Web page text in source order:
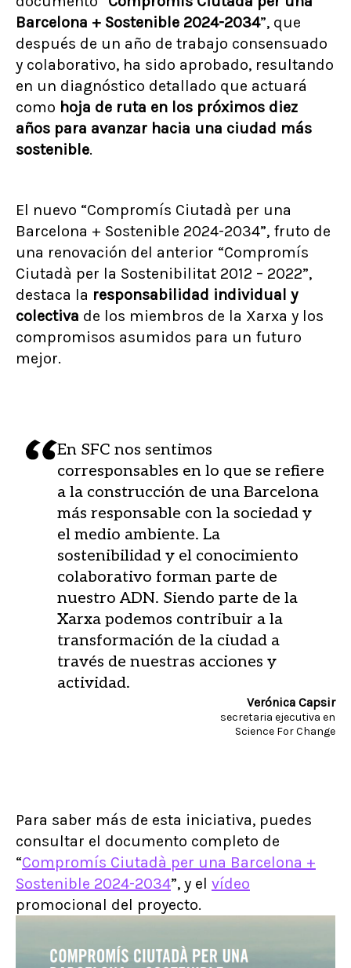
Barcelona + Sostenible 2024-2034”, que
después de un año de trabajo consensuado
y colaborativo, ha sido aprobado, resultando
en un diagnóstico detallado que actuará
como hoja de ruta en los próximos diez
años para avanzar hacia una ciudad más
sostenible.
El nuevo “Compromís Ciutadà per una
Barcelona + Sostenible 2024-2034”, fruto de
una renovación del anterior “Compromís
Ciutadà per la Sostenibilitat 2012 – 2022”,
destaca la responsabilidad individual y
colectiva de los miembros de la Xarxa y los
compromisos asumidos para un futuro
mejor.
En SFC nos sentimos
corresponsables en lo que se refiere
a la construcción de una Barcelona
más responsable con la sociedad y
el medio ambiente. La
sostenibilidad y el conocimiento
colaborativo forman parte de
nuestro ADN. Siendo parte de la
Xarxa podemos contribuir a la
transformación de la ciudad a
través de nuestras acciones y
actividad.
Verónica Capsir
secretaria ejecutiva en
Science For Change
Para saber más de esta iniciativa, puedes
consultar el documento completo de
“Compromís Ciutadà per una Barcelona +
Sostenible 2024-2034”, y el vídeo
promocional del proyecto.